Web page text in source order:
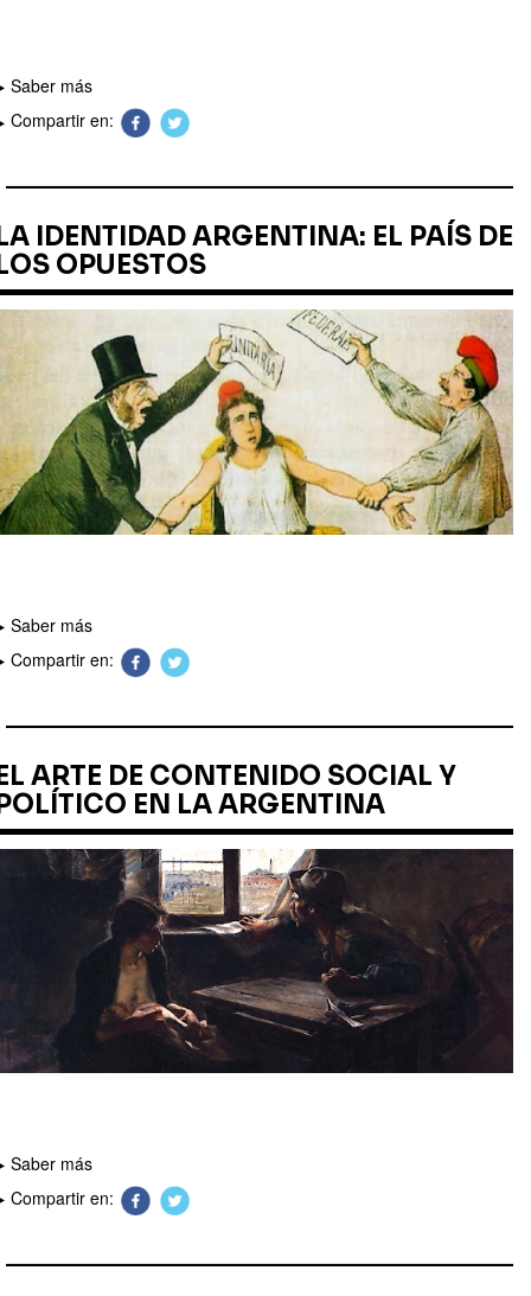
Saber más
Compartir en:
IDENTIDAD ARGENTINA: EL PAÍS DE
OPUESTOS
Saber más
Compartir en:
ARTE DE CONTENIDO SOCIAL Y
EN LA ARGENTINA
Saber más
Compartir en: